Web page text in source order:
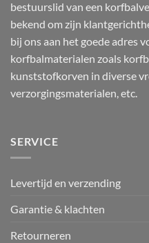
bestuurslid van een
bekend om zijn
bij ons aan het goede adres
korfbalmaterialen zoals
kunststofkorven in diverse
verzorgingsmaterialen, etc.
SERVICE
Levertijd en verzending
Garantie & klachten
Retourneren